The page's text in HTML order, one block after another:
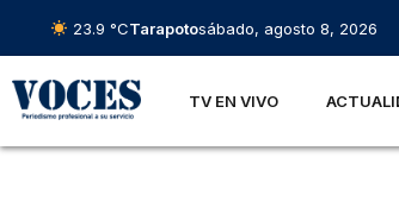
23.9 °CTarapotosábado, agosto 8, 2026
TV EN VIVO